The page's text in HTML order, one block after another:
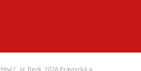
C. H. Beck, 2026 Právnická a